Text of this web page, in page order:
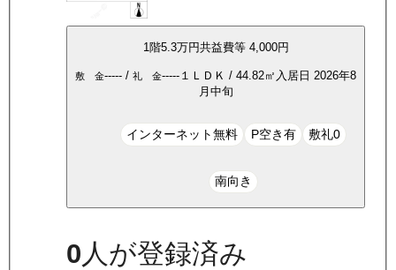
1階5.3万円共益費等 4,000円
敷 金----- / 礼 金----- １ＬＤＫ / 44.82㎡ 入居日 2026年8
月中旬
インターネット無料 P空き有 敷礼0
南向き
0 人が登録済み